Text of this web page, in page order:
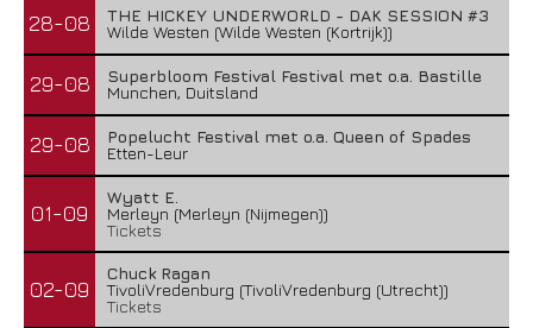
28-08
THE HICKEY UNDERWORLD - DAK SESSION #3
Wilde Westen (Wilde Westen (Kortrijk))
29-08
Superbloom Festival Festival met o.a. Bastille
Munchen, Duitsland
29-08
Popelucht Festival met o.a. Queen of Spades
Etten-Leur
01-09
Wyatt E.
Merleyn (Merleyn (Nijmegen))
Tickets
02-09
Chuck Ragan
TivoliVredenburg (TivoliVredenburg (Utrecht))
Tickets